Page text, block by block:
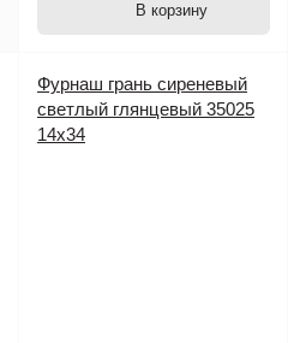
В корзину
Фурнаш грань сиреневый
светлый глянцевый 35025
14х34